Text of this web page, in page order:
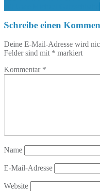
Schreibe einen
Deine E-Mail-Adresse wird
Felder sind mit * markiert
Kommentar *
Name
E-Mail-Adresse
Website